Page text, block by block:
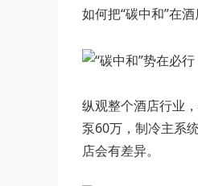
如何把“碳中和”在
纵观整个酒店行业
泵60万，制冷主系
店会有差异。